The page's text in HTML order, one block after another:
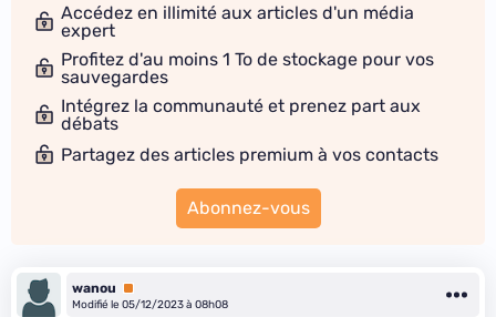
Accédez en illimité aux articles d'un média
expert
Profitez d'au moins 1 To de stockage pour vos
sauvegardes
Intégrez la communauté et prenez part aux
débats
Partagez des articles premium à vos contacts
Abonnez-vous
wanou
Premium
Modifié le 05/12/2023 à 08h08